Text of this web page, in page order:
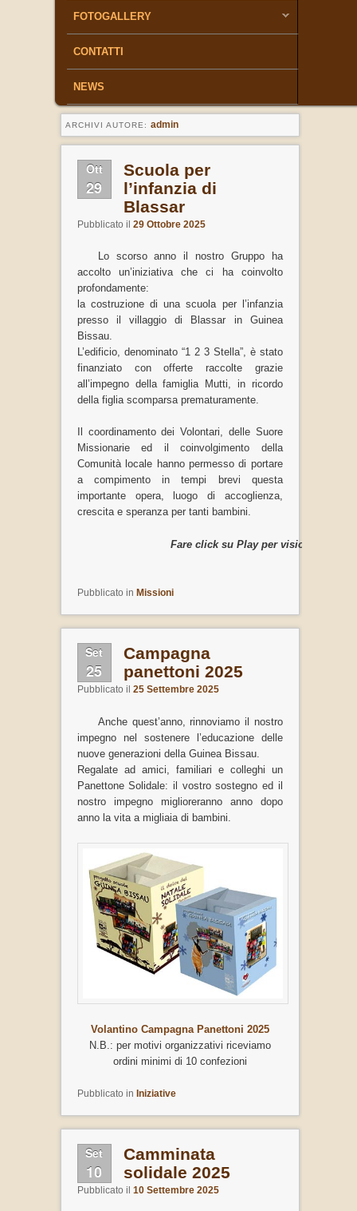
FOTOGALLERY
CONTATTI
NEWS
ARCHIVI AUTORE: admin
Ott
29
Scuola per
l’infanzia di
Blassar
Pubblicato il 29 Ottobre 2025
Lo scorso anno il nostro Gruppo ha
accolto un’iniziativa che ci ha coinvolto
profondamente:
la costruzione di una scuola per l’infanzia
presso il villaggio di Blassar in Guinea
Bissau.
L’edificio, denominato “1 2 3 Stella”, è stato
finanziato con offerte raccolte grazie
all’impegno della famiglia Mutti, in ricordo
della figlia scomparsa prematuramente.
Il coordinamento dei Volontari, delle Suore
Missionarie ed il coinvolgimento della
Comunità locale hanno permesso di portare
a compimento in tempi brevi questa
importante opera, luogo di accoglienza,
crescita e speranza per tanti bambini.
Fare click su Play per visionare il
Pubblicato in Missioni
Set
25
Campagna
panettoni 2025
Pubblicato il 25 Settembre 2025
Anche quest’anno, rinnoviamo il nostro
impegno nel sostenere l’educazione delle
nuove generazioni della Guinea Bissau.
Regalate ad amici, familiari e colleghi un
Panettone Solidale: il vostro sostegno ed il
nostro impegno miglioreranno anno dopo
anno la vita a migliaia di bambini.
Volantino Campagna Panettoni 2025
N.B.: per motivi organizzativi riceviamo
ordini minimi di 10 confezioni
Pubblicato in Iniziative
Set
10
Camminata
solidale 2025
Pubblicato il 10 Settembre 2025